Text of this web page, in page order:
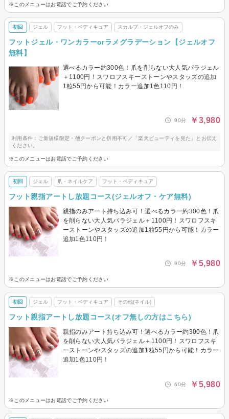
※このメニューはお電話でご予約ください
初回 ジェル フット・ペディキュア スカルプ・ジェルオフのみ
フットジェル・ワンカラーorラメグラデーション【ジェルオフ
無料】
選べるカラー約300色！爪を削らない大人気パラジェル
＋1100円！スワロフスキーストーンやスタッズの追加
1粒55円から可能！カラー追加1色110円！
90分 ￥3,980
利用条件：ご新規様限定・他クーポンと併用不可／「楽天ビューティを見た」とお伝え
ください。
※このメニューはお電話でご予約ください
初回 ジェル 爪・ネイルケア フット・ペディキュア
フット親指アートし放題コース(ジェルオフ・ケア無料)
親指のみアート持ち込み可！選べるカラー約300色！爪
を削らない大人気パラジェル＋1100円！スワロフスキ
ーストーンやスタッズの追加1粒55円から可能！カラー
追加1色110円！
90分 ￥5,980
※このメニューはお電話でご予約ください
初回 ジェル フット・ペディキュア その他(ネイル)
フット親指アートし放題コース(オフ無しの方はこちら)
親指のみアート持ち込み可！選べるカラー約300色！爪
を削らない大人気パラジェル＋1100円！スワロフスキ
ーストーンやスタッズの追加1粒55円から可能！カラー
追加1色110円！
60分 ￥5,980
※このメニューはお電話でご予約ください